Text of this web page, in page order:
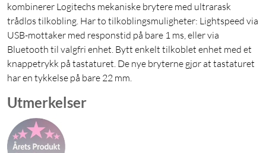
kombinerer Logitechs mekaniske brytere med ultrarask
trådløs tilkobling. Har to tilkoblingsmuligheter: Lightspeed via
USB-mottaker med responstid på bare 1 ms, eller via
Bluetooth til valgfri enhet. Bytt enkelt tilkoblet enhet med et
knappetrykk på tastaturet. De nye bryterne gjør at tastaturet
har en tykkelse på bare 22 mm.
Utmerkelser